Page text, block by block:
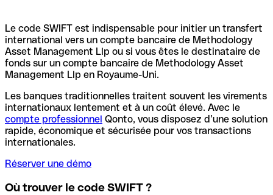
Le code SWIFT est indispensable pour initier un transfert
international vers un compte bancaire de Methodology
Asset Management Llp ou si vous êtes le destinataire de
fonds sur un compte bancaire de Methodology Asset
Management Llp en Royaume-Uni.
Les banques traditionnelles traitent souvent les virements
internationaux lentement et à un coût élevé. Avec le
compte professionnel Qonto, vous disposez d’une solution
rapide, économique et sécurisée pour vos transactions
internationales.
Réserver une démo
Où trouver le code SWIFT ?